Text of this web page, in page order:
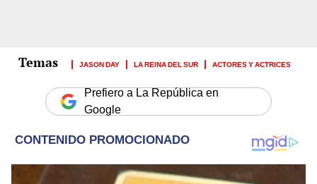
JASON DAY LA REINA DEL SUR ACTORES Y ACTRICES
Prefiero a La República en
Google